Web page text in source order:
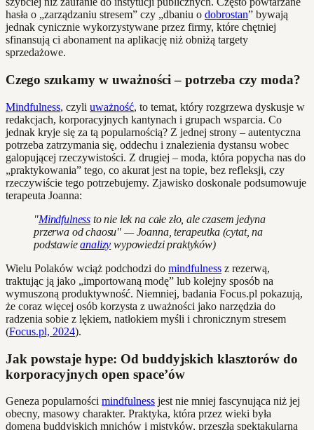
hasła o „zarządzaniu stresem” czy „dbaniu o dobrostan” bywają
jednak cynicznie wykorzystywane przez firmy, które chętniej
sfinansują ci abonament na aplikację niż obniżą targety
sprzedażowe.
Czego szukamy w uważności – potrzeba czy moda?
Mindfulness, czyli uważność, to temat, który rozgrzewa dyskusje w
redakcjach, korporacyjnych kantynach i grupach wsparcia. Co
jednak kryje się za tą popularnością? Z jednej strony – autentyczna
potrzeba zatrzymania się, oddechu i znalezienia dystansu wobec
galopującej rzeczywistości. Z drugiej – moda, która popycha nas do
„praktykowania” tego, co akurat jest na topie, bez refleksji, czy
rzeczywiście tego potrzebujemy. Zjawisko doskonale podsumowuje
terapeuta Joanna:
"Mindfulness to nie lek na całe zło, ale czasem jedyna
przerwa od chaosu" — Joanna, terapeutka (cytat, na
podstawieanalizy wypowiedzi praktyków)
Wielu Polaków wciąż podchodzi do mindfulness z rezerwą,
traktując ją jako „importowaną modę” lub kolejny sposób na
wymuszoną produktywność. Niemniej, badania Focus.pl pokazują,
że coraz więcej osób korzysta z uważności jako narzędzia do
radzenia sobie z lękiem, natłokiem myśli i chronicznym stresem
(Focus.pl, 2024).
Jak powstaje hype: Od buddyjskich klasztorów do
korporacyjnych open space’ów
Geneza popularności mindfulness jest nie mniej fascynująca niż jej
obecny, masowy charakter. Praktyka, która przez wieki była
domeną buddyjskich mnichów i mistyków, przeszła spektakularną